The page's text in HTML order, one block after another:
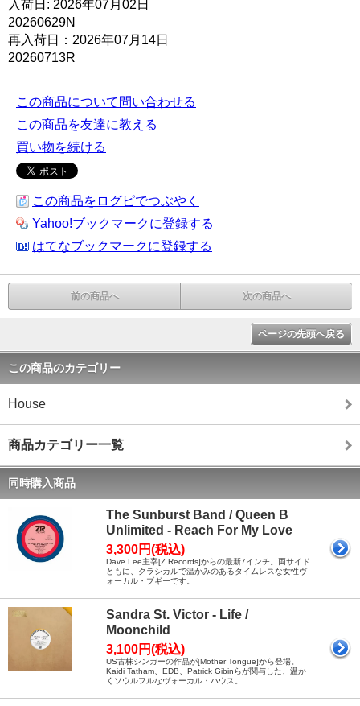
入荷日: 2026年07月02日
20260629N
再入荷日：2026年07月14日
20260713R
この商品について問い合わせる
この商品を友達に教える
買い物を続ける
この商品をログピでつぶやく
Yahoo!ブックマークに登録する
はてなブックマークに登録する
前の商品へ 次の商品へ
ページの先頭へ戻る
この商品のカテゴリー
House
商品カテゴリー一覧
同時購入商品
The Sunburst Band / Queen B
Unlimited - Reach For My Love
3,300円(税込)
Dave Lee主宰[Z Records]からの最新7インチ。両サイド
ともに、クラシカルで温かみのあるタイムレスな女性ヴ
ォーカル・ブギーです。
Sandra St. Victor - Life /
Moonchild
3,100円(税込)
US古株シンガーの作品が[Mother Tongue]から登場。
Kaidi Tatham、EDB、Patrick Gibinらが関与した、温か
くソウルフルなヴォーカル・ハウス。